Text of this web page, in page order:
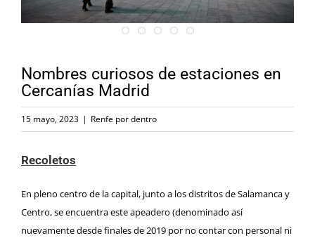
Nombres curiosos de estaciones en
Cercanías Madrid
15 mayo, 2023 | Renfe por dentro
Recoletos
En pleno centro de la capital, junto a los distritos de Salamanca y
Centro, se encuentra este apeadero (denominado así
nuevamente desde finales de 2019 por no contar con personal ni